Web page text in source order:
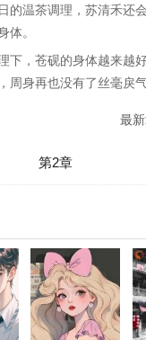
的温茶调理，苏清禾还
体。
下，苍砚的身体越来越
周身再也没有了丝毫戾
最
第2章